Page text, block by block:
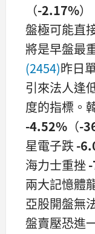
（-2.17%
盤極可能直
將是早盤最
(2454)昨日
引來法人逢
度的指標。
-4.52% （-
星電子跌 -
海力士重挫
兩大記憶體
亞股開盤無
盤賣壓恐進